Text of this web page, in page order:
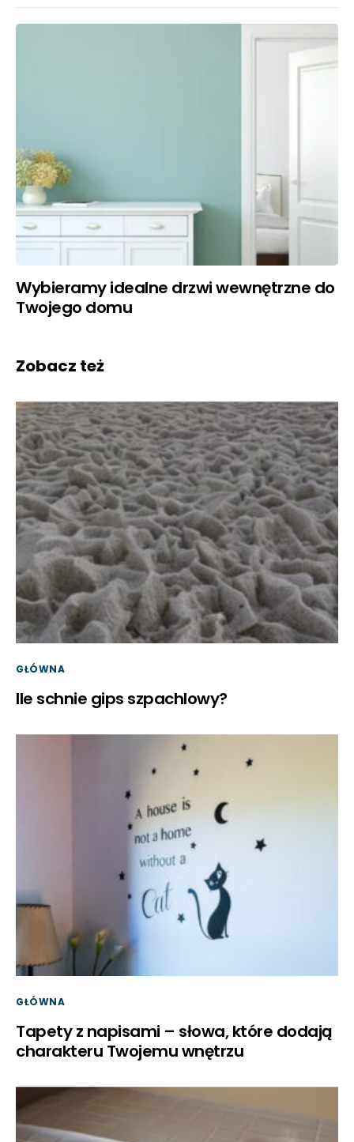
Wybieramy idealne drzwi wewnętrzne do
Twojego domu
Zobacz też
GŁÓWNA
Ile schnie gips szpachlowy?
GŁÓWNA
Tapety z napisami – słowa, które dodają
charakteru Twojemu wnętrzu